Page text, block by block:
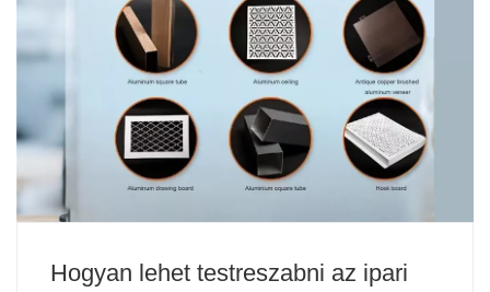
Hogyan lehet testreszabni az ipari